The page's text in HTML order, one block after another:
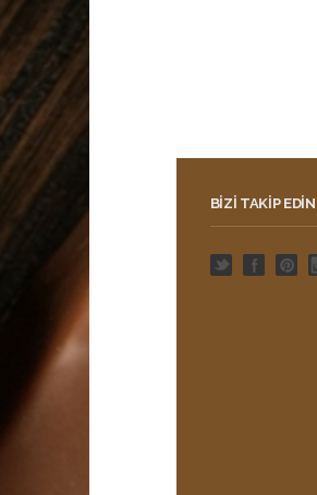
BIZI TAKIP EDIN